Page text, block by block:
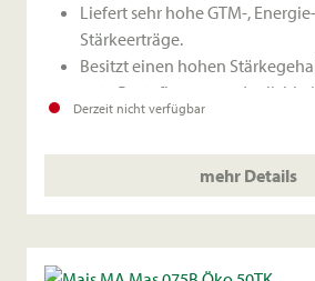
Liefert sehr hohe GTM-, Energie- und
Stärkeerträge.
Besitzt einen hohen Stärkegehalt und eine sehr
gute Restpflanzenverdaulichkeit.
Derzeit nicht verfügbar
mehr Details